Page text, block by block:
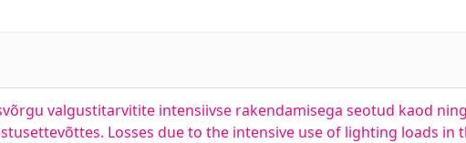
valgustitarvitite intensiivse rakendamisega seotud kaod
Losses due to the intensive use of lighting loads in